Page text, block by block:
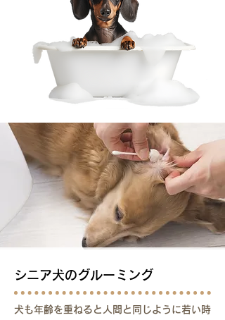
シニア犬のグルーミング
犬も年齢を重ねると人間と同じように若い時